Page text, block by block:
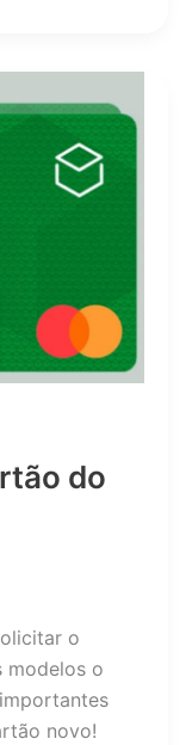
do
o
modelos o
novo!